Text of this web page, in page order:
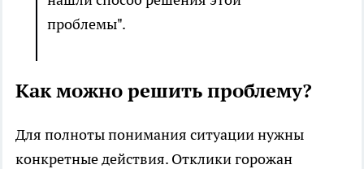
проблемы".
Как можно решить проблему?
Для полноты понимания ситуации нужны
конкретные действия. Отклики горожан